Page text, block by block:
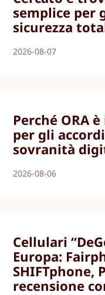
semplice per
sicurezza
2026-08-07
Perché ORA
per gli
sovranità
2026-08-06
Cellulari
Europa:
SHIFTphone,
recensione